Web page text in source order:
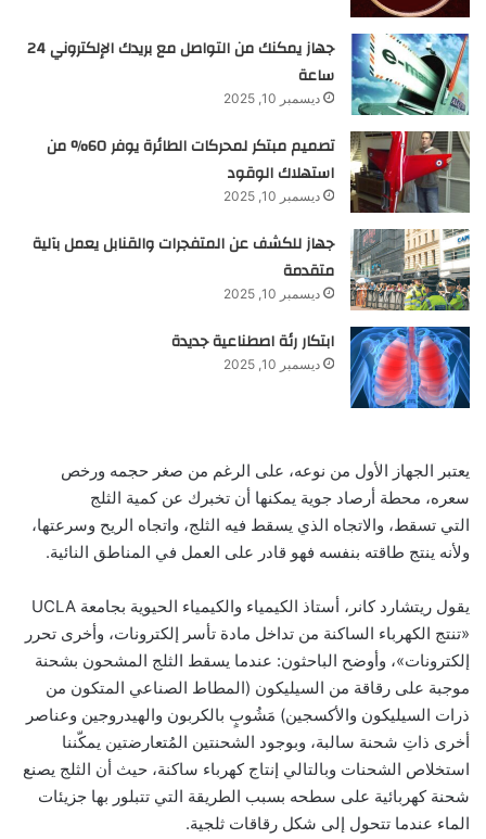
جهاز يمكنك من التواصل مع بريدك الإلكتروني 24
ساعة
ديسمبر 10, 2025
تصميم مبتكر لمحركات الطائرة يوفر 60% من
استهلاك الوقود
ديسمبر 10, 2025
جهاز للكشف عن المتفجرات والقنابل يعمل بآلية
متقدمة
ديسمبر 10, 2025
ابتكار رئة اصطناعية جديدة
ديسمبر 10, 2025
يعتبر الجهاز الأول من نوعه، على الرغم من صغر حجمه ورخص
سعره، محطة أرصاد جوية يمكنها أن تخبرك عن كمية الثلج
التي تسقط، والاتجاه الذي يسقط فيه الثلج، واتجاه الريح وسرعتها،
ولأنه ينتج طاقته بنفسه فهو قادر على العمل في المناطق النائية.
يقول ريتشارد كانر، أستاذ الكيمياء والكيمياء الحيوية بجامعة UCLA
«تنتج الكهرباء الساكنة من تداخل مادة تأسر إلكترونات، وأخرى تحرر
إلكترونات»، وأوضح الباحثون: عندما يسقط الثلج المشحون بشحنة
موجبة على رقاقة من السيليكون (المطاط الصناعي المتكون من
ذرات السيليكون والأكسجين) مَشُوبٍ بالكربون والهيدروجين وعناصر
أخرى ذاتِ شحنة سالبة، وبوجود الشحنتين المُتعارضتين يمكّننا
استخلاص الشحنات وبالتالي إنتاج كهرباء ساكنة، حيث أن الثلج يصنع
شحنة كهربائية على سطحه بسبب الطريقة التي تتبلور بها جزيئات
الماء عندما تتحول إلى شكل رقاقات ثلجية.